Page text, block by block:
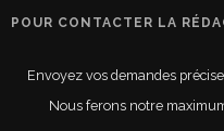
POUR CONTACTER LA
Envoyez vos demandes
Nous ferons notre